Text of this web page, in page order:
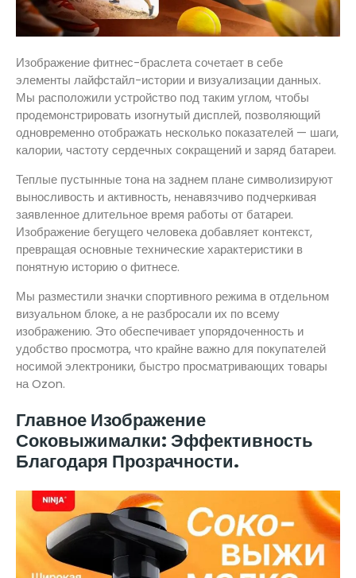
Изображение фитнес-браслета сочетает в себе
элементы лайфстайл-истории и визуализации данных.
Мы расположили устройство под таким углом, чтобы
продемонстрировать изогнутый дисплей, позволяющий
одновременно отображать несколько показателей — шаги,
калории, частоту сердечных сокращений и заряд батареи.
Теплые пустынные тона на заднем плане символизируют
выносливость и активность, ненавязчиво подчеркивая
заявленное длительное время работы от батареи.
Изображение бегущего человека добавляет контекст,
превращая основные технические характеристики в
понятную историю о фитнесе.
Мы разместили значки спортивного режима в отдельном
визуальном блоке, а не разбросали их по всему
изображению. Это обеспечивает упорядоченность и
удобство просмотра, что крайне важно для покупателей
носимой электроники, быстро просматривающих товары
на Ozon.
Главное Изображение
Соковыжималки: Эффективность
Благодаря Прозрачности.